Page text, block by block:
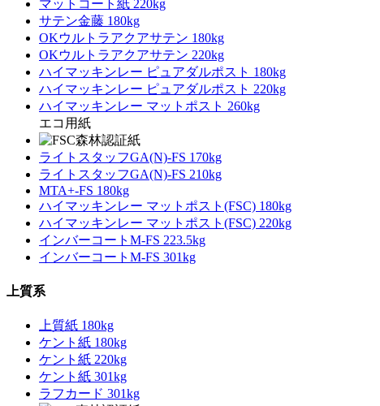
マットコート紙 220kg
サテン金藤 180kg
OKウルトラアクアサテン 180kg
OKウルトラアクアサテン 220kg
ハイマッキンレー ピュアダルポスト 180kg
ハイマッキンレー ピュアダルポスト 220kg
ハイマッキンレー マットポスト 260kg
エコ用紙
ライトスタッフGA(N)-FS 170kg
ライトスタッフGA(N)-FS 210kg
MTA+-FS 180kg
ハイマッキンレー マットポスト(FSC) 180kg
ハイマッキンレー マットポスト(FSC) 220kg
インバーコートM-FS 223.5kg
インバーコートM-FS 301kg
上質系
上質紙 180kg
ケント紙 180kg
ケント紙 220kg
ケント紙 301kg
ラフカード 301kg